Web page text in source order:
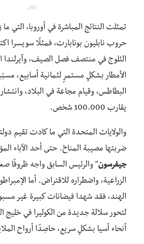
إعلان
تمثلت النتائج المباشرة في أوروبا، التي
حروب نابليون بونابارت، فمثلًا سويسرا
الثلوج في منتصف فصل الصيف، وآيرلندا
الأمطار بشكلٍ مستمرٍ لثمانية أسابيع،
البطاطس، وقيام مجاعة في البلاد، وانتشار
يقارب 100.000 شخص.
والولايات المتحدة التي ما كادت تقيم
ضربتها مصيبة المناخ. حتى أحد الآباء
جيفرسون” والرئيس السابق واجه ظروفًا
الزراعية، واضطراره للاقتراض. أما
الهند، فقد شهدا فيضانات كبيرة غير
لتحور سلالة جديدة من الكوليرا في خليج
أنحاء أسيا بشكلٍ سريع، حاصِدًا أرواح